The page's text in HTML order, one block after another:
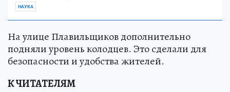
НАУКА
На улице Плавильщиков дополнительно
подняли уровень колодцев. Это сделали для
безопасности и удобства жителей.
К ЧИТАТЕЛЯМ